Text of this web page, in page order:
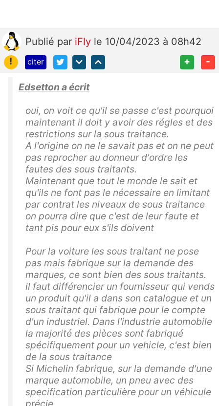
Publié par iFly le 10/04/2023 à 08h42
!
citer + -
Edsetton a écrit
oui, on voit ce qu'il se passe c'est pourquoi
maintenant il doit y avoir des régles et des
restrictions sur la sous traitance.
A l'origine on ne le savait pas et on ne peut
pas reprocher au donneur d'ordre les
fautes des sous traitants.
Maintenant que tout le monde le sait et
qu'ils ne font pas le nécessaire en limitant
par contrat les niveaux de sous traitance
on pourra dire que c'est de leur faute et
tant pis pour eux s'ils doivent
Pour la voiture les sous traitant ne pose
pas mais fabrique sur la demande des
marques, ce sont bien des sous traitants.
il faut différencier un fournisseur qui vends
un produit qu'il a dans son catalogue et un
sous traitant qui fabrique pour le compte
d'un industriel. Dans l'industrie automobile
la majorité des pièces sont fabriqué
spécifiquement pour un vehicle, c'est bien
de la sous traitance
Si Michelin fabrique, sur la demande d'une
marque automobile, un pneu avec des
specification particulière pour un véhicule
précie